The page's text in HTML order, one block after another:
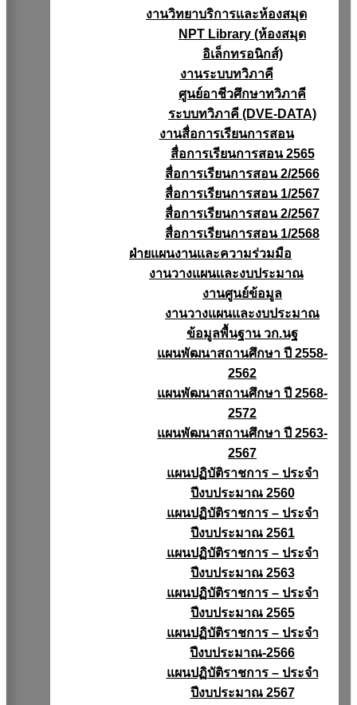
งานวิทยาบริการเเละห้องสมุด
NPT Library (ห้องสมุด
อิเล็กทรอนิกส์)
งานระบบทวิภาคี
ศูนย์อาชีวศึกษาทวิภาคี
ระบบทวิภาคี (DVE-DATA)
งานสื่อการเรียนการสอน
สื่อการเรียนการสอน 2565
สื่อการเรียนการสอน 2/2566
สื่อการเรียนการสอน 1/2567
สื่อการเรียนการสอน 2/2567
สื่อการเรียนการสอน 1/2568
ฝ่ายแผนงานเเละความร่วมมือ
งานวางแผนเเละงบประมาณ
งานศูนย์ข้อมูล
งานวางแผนและงบประมาณ
ข้อมูลพื้นฐาน วก.นฐ
แผนพัฒนาสถานศึกษา ปี 2558-
2562
แผนพัฒนาสถานศึกษา ปี 2568-
2572
แผนพัฒนาสถานศึกษา ปี 2563-
2567
แผนปฏิบัติราชการ – ประจำ
ปีงบประมาณ 2560
แผนปฏิบัติราชการ – ประจำ
ปีงบประมาณ 2561
แผนปฏิบัติราชการ – ประจำ
ปีงบประมาณ 2563
แผนปฏิบัติราชการ – ประจำ
ปีงบประมาณ 2565
แผนปฏิบัติราชการ – ประจำ
ปีงบประมาณ-2566
แผนปฏิบัติราชการ – ประจำ
ปีงบประมาณ 2567